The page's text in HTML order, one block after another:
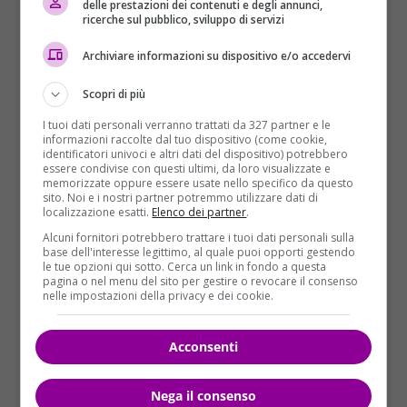
delle prestazioni dei contenuti e degli annunci,
ricerche sul pubblico, sviluppo di servizi
Archiviare informazioni su dispositivo e/o accedervi
Scopri di più
I tuoi dati personali verranno trattati da 327 partner e le
informazioni raccolte dal tuo dispositivo (come cookie,
identificatori univoci e altri dati del dispositivo) potrebbero
essere condivise con questi ultimi, da loro visualizzate e
memorizzate oppure essere usate nello specifico da questo
sito. Noi e i nostri partner potremmo utilizzare dati di
localizzazione esatti. Elenco dei partner.
Alcuni fornitori potrebbero trattare i tuoi dati personali sulla
base dell'interesse legittimo, al quale puoi opporti gestendo
le tue opzioni qui sotto. Cerca un link in fondo a questa
pagina o nel menu del sito per gestire o revocare il consenso
nelle impostazioni della privacy e dei cookie.
Acconsenti
Nega il consenso